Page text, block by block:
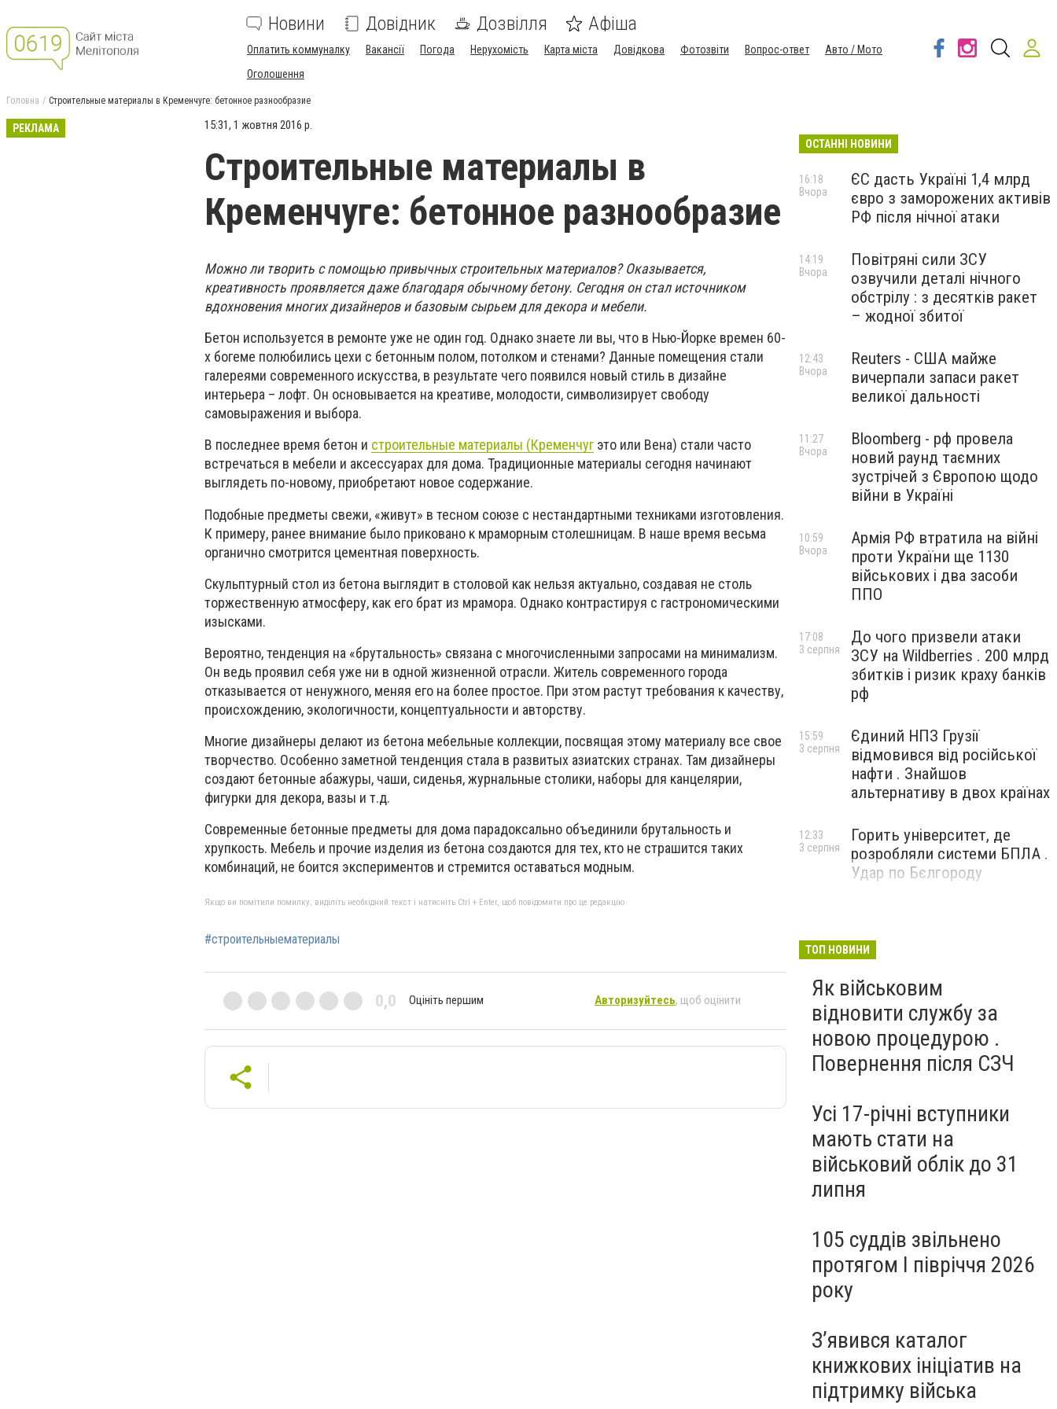
Новини Довідник Дозвілля Афіша
Оплатить коммуналку Вакансії Погода Нерухомість Карта міста Довідкова Фотозвіти Вопрос-ответ
Авто / Мото
Оголошення
Головна Строительные материалы в Кременчуге: бетонное разнообразие
РЕКЛАМА 15:31, 1 жовтня 2016 р.
Строительные материалы в
Кременчуге: бетонное разнообразие
Можно ли творить с помощью привычных строительных материалов? Оказывается,
креативность проявляется даже благодаря обычному бетону. Сегодня он стал источником
вдохновения многих дизайнеров и базовым сырьем для декора и мебели.
Бетон используется в ремонте уже не один год. Однако знаете ли вы, что в Нью-Йорке времен 60-
х богеме полюбились цехи с бетонным полом, потолком и стенами? Данные помещения стали
галереями современного искусства, в результате чего появился новый стиль в дизайне
интерьера – лофт. Он основывается на креативе, молодости, символизирует свободу
самовыражения и выбора.
В последнее время бетон и строительные материалы (Кременчугэто или Вена) стали часто
встречаться в мебели и аксессуарах для дома. Традиционные материалы сегодня начинают
выглядеть по-новому, приобретают новое содержание.
Подобные предметы свежи, «живут» в тесном союзе с нестандартными техниками изготовления.
К примеру, ранее внимание было приковано к мраморным столешницам. В наше время весьма
органично смотрится цементная поверхность.
Скульптурный стол из бетона выглядит в столовой как нельзя актуально, создавая не столь
торжественную атмосферу, как его брат из мрамора. Однако контрастируя с гастрономическими
изысками.
Вероятно, тенденция на «брутальность» связана с многочисленными запросами на минимализм.
Он ведь проявил себя уже ни в одной жизненной отрасли. Житель современного города
отказывается от ненужного, меняя его на более простое. При этом растут требования к качеству,
происхождению, экологичности, концептуальности и авторству.
Многие дизайнеры делают из бетона мебельные коллекции, посвящая этому материалу все свое
творчество. Особенно заметной тенденция стала в развитых азиатских странах. Там дизайнеры
создают бетонные абажуры, чаши, сиденья, журнальные столики, наборы для канцелярии,
фигурки для декора, вазы и т.д.
Современные бетонные предметы для дома парадоксально объединили брутальность и
хрупкость. Мебель и прочие изделия из бетона создаются для тех, кто не страшится таких
комбинаций, не боится экспериментов и стремится оставаться модным.
Якщо ви помітили помилку, виділіть необхідний текст і натисніть Ctrl + Enter, щоб повідомити про це редакцію
#строительныематериалы
0,0 Оцініть першим Авторизуйтесь, щоб оцінити
ОСТАННІ НОВИНИ
ЄС дасть Україні 1,4 млрд
євро з заморожених активів
РФ після нічної атаки
16:18
Вчора
Повітряні сили ЗСУ
озвучили деталі нічного
обстрілу : з десятків ракет
– жодної збитої
14:19
Вчора
Reuters - США майже
вичерпали запаси ракет
великої дальності
12:43
Вчора
Bloomberg - рф провела
новий раунд таємних
зустрічей з Європою щодо
війни в Україні
11:27
Вчора
Армія РФ втратила на війні
проти України ще 1130
військових і два засоби
ППО
10:59
Вчора
До чого призвели атаки
ЗСУ на Wildberries . 200 млрд
збитків і ризик краху банків
рф
17:08
3 серпня
Єдиний НПЗ Грузії
відмовився від російської
нафти . Знайшов
альтернативу в двох країнах
15:59
3 серпня
Горить університет, де
розробляли системи БПЛА .
Удар по Бєлгороду
12:33
3 серпня
ТОП НОВИНИ
Як військовим
відновити службу за
новою процедурою .
Повернення після СЗЧ
Усі 17-річні вступники
мають стати на
військовий облік до 31
липня
105 суддів звільнено
протягом I півріччя 2026
року
З’явився каталог
книжкових ініціатив на
підтримку війська